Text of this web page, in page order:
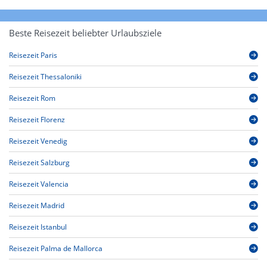
Beste Reisezeit beliebter Urlaubsziele
Reisezeit Paris
Reisezeit Thessaloniki
Reisezeit Rom
Reisezeit Florenz
Reisezeit Venedig
Reisezeit Salzburg
Reisezeit Valencia
Reisezeit Madrid
Reisezeit Istanbul
Reisezeit Palma de Mallorca